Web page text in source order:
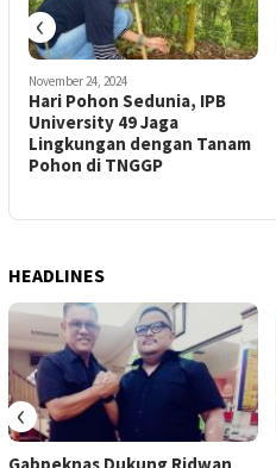
November 24, 2024
Hari Pohon Sedunia, IPB
University 49 Jaga
Lingkungan dengan Tanam
Pohon di TNGGP
‹
HEADLINES
‹